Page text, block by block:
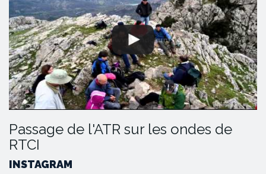
Passage de l'ATR sur les ondes de
RTCI
INSTAGRAM